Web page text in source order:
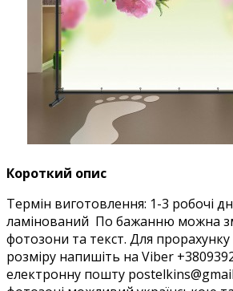
Короткий опис
Термін виготовлення: 1-3 робочі
ламінований По бажанню можна
фотозони та текст. Для прорахунку
розміру напишіть на Viber
електронну пошту